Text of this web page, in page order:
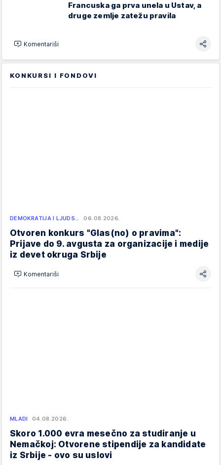
Francuska ga prva unela u Ustav, a
druge zemlje zatežu pravila
Komentariši
KONKURSI I FONDOVI
DEMOKRATIJA I LJUDS… 06.08.2026.
Otvoren konkurs "Glas(no) o pravima":
Prijave do 9. avgusta za organizacije i medije
iz devet okruga Srbije
Komentariši
MLADI 04.08.2026.
Skoro 1.000 evra mesečno za studiranje u
Nemačkoj: Otvorene stipendije za kandidate
iz Srbije - ovo su uslovi